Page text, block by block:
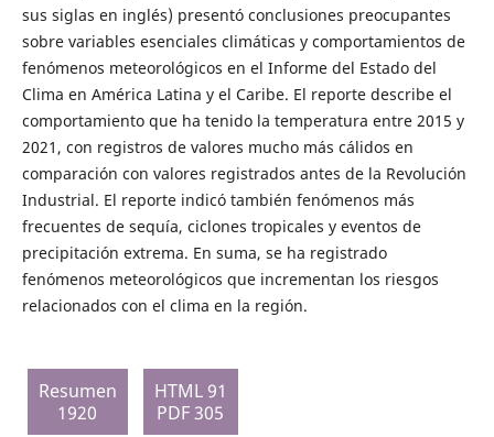
sus siglas en inglés) presentó conclusiones preocupantes
sobre variables esenciales climáticas y comportamientos de
fenómenos meteorológicos en el Informe del Estado del
Clima en América Latina y el Caribe. El reporte describe el
comportamiento que ha tenido la temperatura entre 2015 y
2021, con registros de valores mucho más cálidos en
comparación con valores registrados antes de la Revolución
Industrial. El reporte indicó también fenómenos más
frecuentes de sequía, ciclones tropicales y eventos de
precipitación extrema. En suma, se ha registrado
fenómenos meteorológicos que incrementan los riesgos
relacionados con el clima en la región.
Resumen
1920
HTML 91
PDF 305